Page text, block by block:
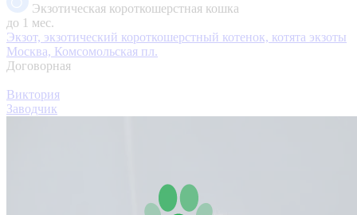
Экзотическая короткошерстная кошка
до 1 мес.
Экзот, экзотический короткошерстный котенок, котята экзоты
Москва, Комсомольская пл.
Договорная
Виктория
Заводчик